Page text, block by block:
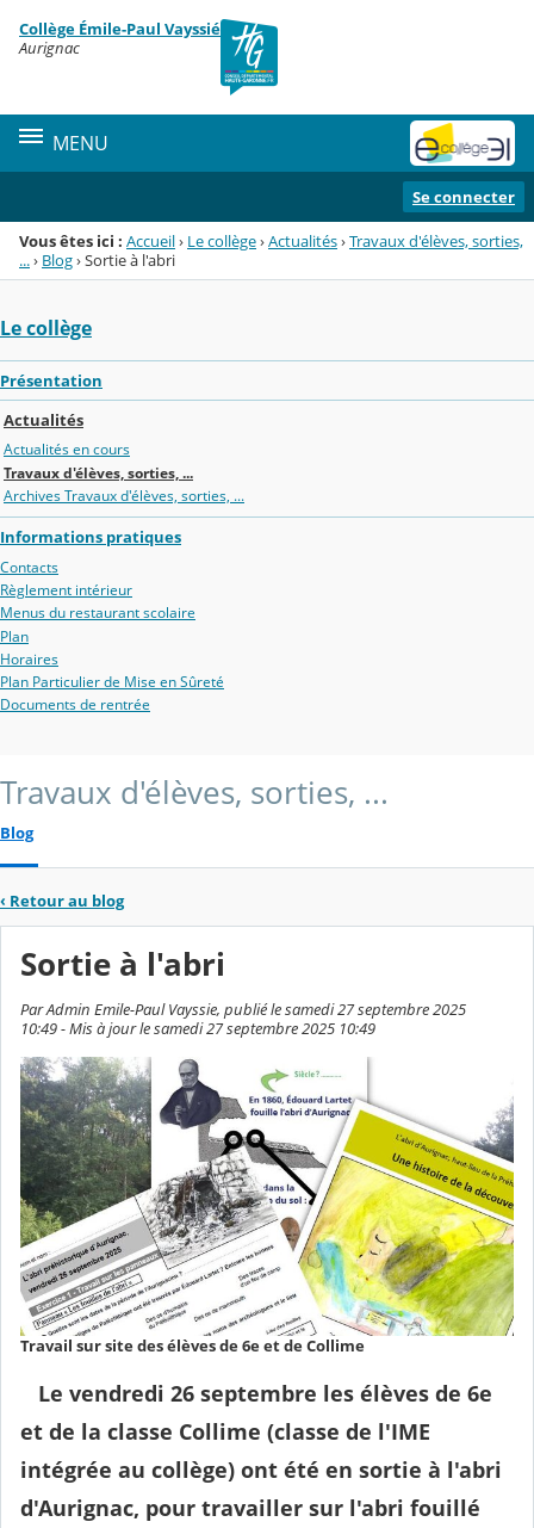
Menu de la rubrique
Contenu
Collège Émile-Paul Vayssié
Aurignac
MENU
Se connecter
Vous êtes ici : Accueil› Le collège›Actualités›Travaux d'élèves, sorties,
...› Blog›Sortie à l'abri
Le collège
Présentation
Actualités
Actualités en cours
Travaux d'élèves, sorties, ...
Archives Travaux d'élèves, sorties, ...
Informations pratiques
Contacts
Règlement intérieur
Menus du restaurant scolaire
Plan
Horaires
Plan Particulier de Mise en Sûreté
Documents de rentrée
Travaux d'élèves, sorties, ...
Blog
‹ Retour au blog
Sortie à l'abri
Par Admin Emile-Paul Vayssie, publié le samedi 27 septembre 2025
10:49 - Mis à jour le samedi 27 septembre 2025 10:49
Travail sur site des élèves de 6e et de Collime
Le vendredi 26 septembre les élèves de 6e
et de la classe Collime (classe de l'IME
intégrée au collège) ont été en sortie à l'abri
d'Aurignac, pour travailler sur l'abri fouillé